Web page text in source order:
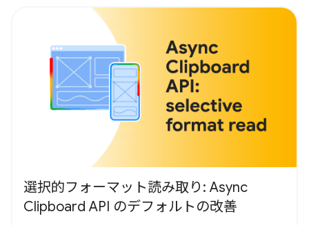
選択的フォーマット読み取り: Async
Clipboard API のデフォルトの改善